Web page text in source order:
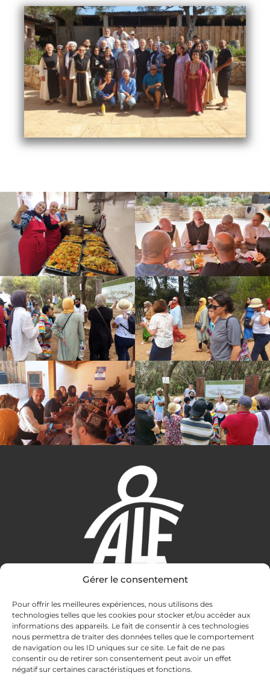
Gérer le consentement
Pour offrir les meilleures expériences, nous utilisons des
technologies telles que les cookies pour stocker et/ou accéder aux
informations des appareils. Le fait de consentir à ces technologies
nous permettra de traiter des données telles que le comportement
de navigation ou les ID uniques sur ce site. Le fait de ne pas
consentir ou de retirer son consentement peut avoir un effet
négatif sur certaines caractéristiques et fonctions.
Contact
accueil.amitielerinsfondacio@gmail.com
07 88 73 39 82